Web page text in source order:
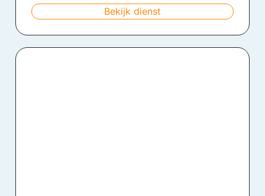
Bekijk dienst